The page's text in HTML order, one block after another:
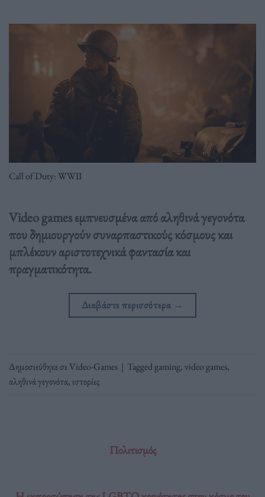
Call of Duty: WWII
Video games εμπνευσμένα από αληθινά γεγονότα
που δημιουργούν συναρπαστικούς κόσμους και
μπλέκουν αριστοτεχνικά φαντασία και
πραγματικότητα.
Διαβάστε περισσότερα →
Δημοσιεύθηκε σεVideo-Games | Taggedgaming,video games,
αληθινά γεγονότα, ιστορίες
Πολιτισμός